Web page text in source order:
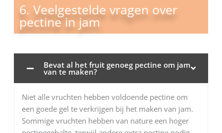
6. Veelgestelde vragen over
pectine in jam
Bevat al het fruit genoeg pectine om jam
van te maken?
Niet alle vruchten hebben voldoende pectine om
een goede gel te verkrijgen bij het maken van jam.
Sommige vruchten hebben van nature een hoger